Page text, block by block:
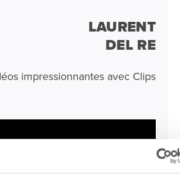
LAURENT
DEL RE
impressionnantes avec Clips